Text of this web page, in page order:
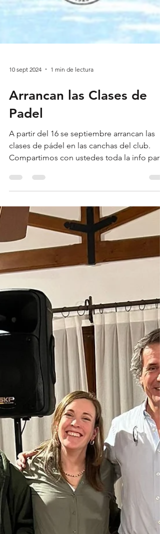
10 sept 2024
Arrancan las Clases de
Padel
A partir del 16 se septiembre arrancan las
clases de pádel en las canchas del club.
que se...